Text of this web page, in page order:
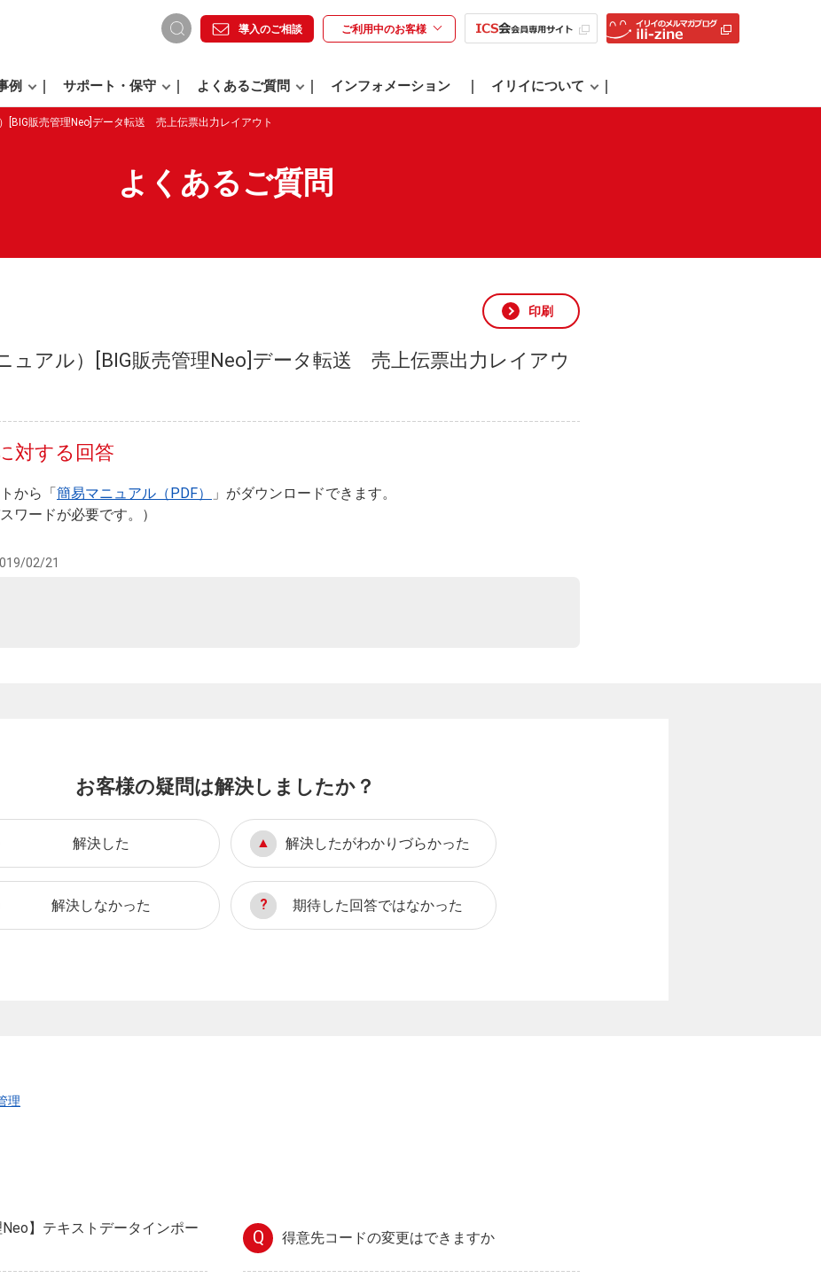
導入のご相談 ご利用中のお客様
例 サポート・保守 よくあるご質問 インフォメーション イリイについて
[BIG販売管理Neo]データ転送 売上伝票出力レイアウト
よくあるご質問
印刷
ュアル）[BIG販売管理Neo]データ転送 売上伝票出力レイアウ
対する回答
から「簡易マニュアル（PDF）
」がダウンロードできます。
ワードが必要です。）
02/21
お客様の疑問は解決しましたか？
解決した 解決したがわかりづらかった
解決しなかった 期待した回答ではなかった
理
Neo】テキストデータインポー
Q 得意先コードの変更はできますか